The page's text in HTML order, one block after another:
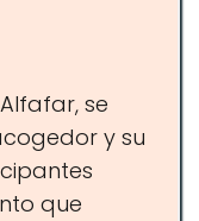
se
y su
que